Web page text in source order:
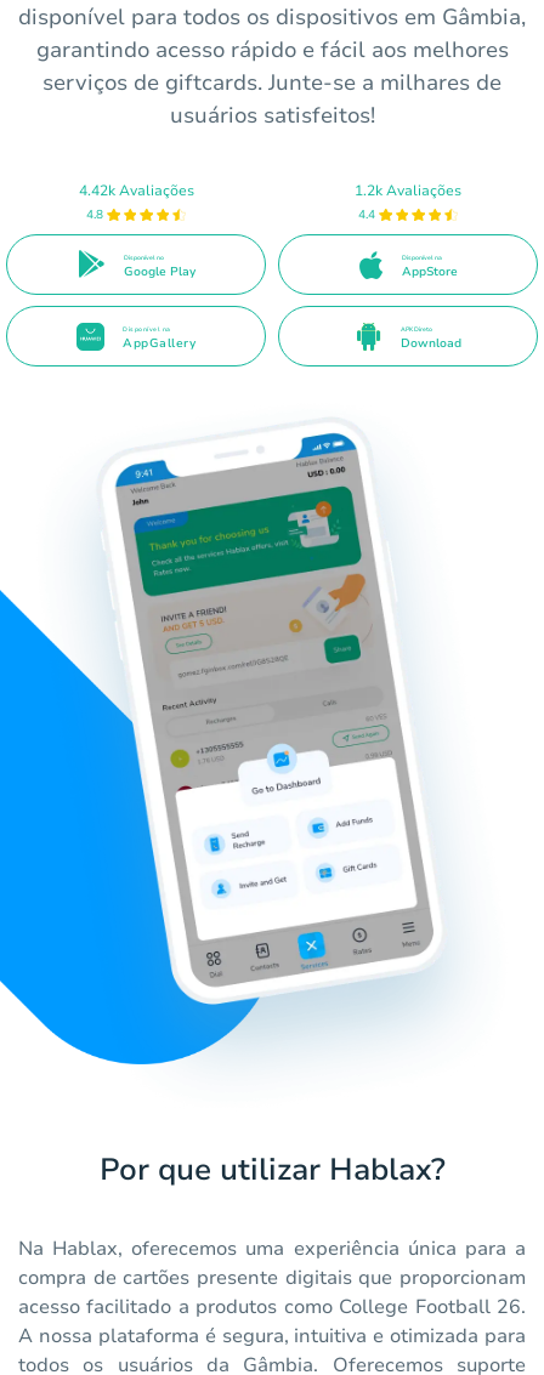
disponível para todos os dispositivos em Gâmbia,
garantindo acesso rápido e fácil aos melhores
serviços de giftcards. Junte-se a milhares de
usuários satisfeitos!
4.42k Avaliações
4.8
Disponível no
Google Play
1.2k Avaliações
4.4
Disponível na
AppStore
Disponível na
AppGallery
APK Direto
Download
Por que utilizar Hablax?
Na Hablax, oferecemos uma experiência única para a
compra de cartões presente digitais que proporcionam
acesso facilitado a produtos como College Football 26.
A nossa plataforma é segura, intuitiva e otimizada para
todos os usuários da Gâmbia. Oferecemos suporte